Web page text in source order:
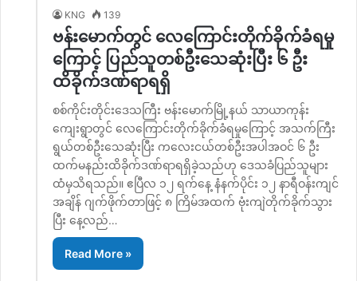
KNG 139
ဗန်းမောက်တွင် လေကြောင်းတိုက်ခိုက်ခံရမှု
ကြောင့် ပြည်သူတစ်ဦးသေဆုံးပြီး ၆ ဦး
ထိခိုက်ဒဏ်ရာရရှိ
စစ်ကိုင်းတိုင်းဒေသကြီး ဗန်းမောက်မြို့နယ် သာယာကုန်း
ကျေးရွာတွင် လေကြောင်းတိုက်ခိုက်ခံရမှုကြောင့် အသက်ကြီး
ရွယ်တစ်ဦးသေဆုံးပြီး ကလေးငယ်တစ်ဦးအပါအဝင် ၆ ဦး
ထက်မနည်းထိခိုက်ဒဏ်ရာရရှိခဲ့သည်ဟု ဒေသခံပြည်သူများ
ထံမှသိရသည်။ ဧပြီလ ၁၂ ရက်နေ့ နံနက်ပိုင်း ၁၂ နာရီဝန်းကျင်
အချိန် ဂျက်ဖိုက်တာဖြင့် ၈ ကြိမ်အထက် ဗုံးကျဲတိုက်ခိုက်သွား
ပြီး နေ့လည်…
Read More »